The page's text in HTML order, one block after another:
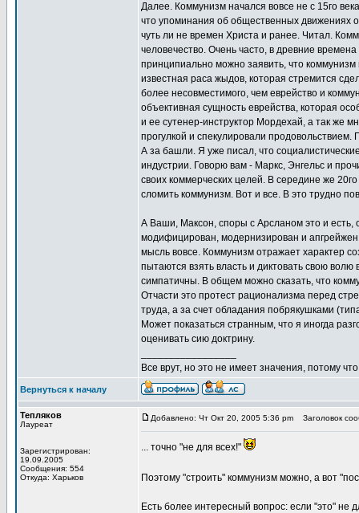
Далее. Коммунизм начался вовсе не с 15го
что упоминания об общественных движениях
чуть ли не времен Христа и ранее. Читал.
человечество. Очень часто, в древние
принципиально можно заявить, что коммунизм
известная раса жыдов, которая стремится
более несовместимого, чем еврейство и
объективная сущность еврейства, которая
и ее сутенер-инструктор Мордехай, а так же
прогулкой и спекулировали продовольствием.
А за башли. Я уже писал, что
индустрии. Говорю вам - Маркс, Энгельс и
своих коммерческих целей. В середине же
сломить коммунизм. Вот и все. В это трудно
А Ваши, Максон, споры с Арсланом это и есть,
модифицирован, модернизирован и
мысль вовсе. Коммунизм отражает характер
пытаются взять власть и диктовать свою
симпатичны. В общем можно сказать, что
Отчасти это протест рационализма перед
труда, а за счет обладания побрякушками
Может показаться странным, что я иногда
оценивать сию доктрину.
Все врут, но это не имеет значения, потому
Вернуться к началу
Тепляков
Лауреат
Зарегистрирован:
19.09.2005
Сообщения: 554
Откуда: Харьков
Добавлено: Чт Окт 20, 2005 5:36 pm Заголовок
... точно "не для всех!"
Поэтому "строить" коммунизм можно, а вот
Есть более интересный вопрос: если "это" не